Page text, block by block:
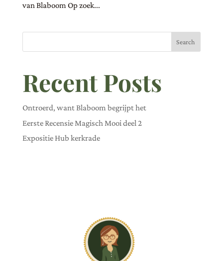
van Blaboom Op zoek...
Search
Recent Posts
Ontroerd, want Blaboom begrijpt het
Eerste Recensie Magisch Mooi deel 2
Expositie Hub kerkrade